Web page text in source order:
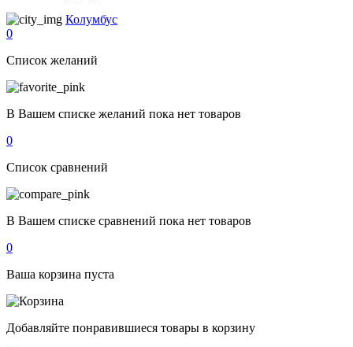
Колумбус
0
Список желаний
В Вашем списке желаний пока нет товаров
0
Список сравнений
В Вашем списке сравнений пока нет товаров
0
Ваша корзина пуста
Добавляйте понравившиеся товары в корзину